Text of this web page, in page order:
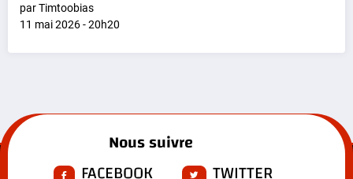
par Timtoobias
11 mai 2026 - 20h20
Nous suivre